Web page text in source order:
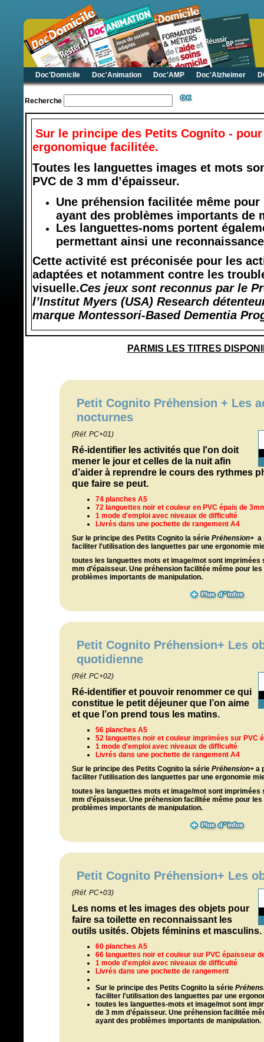
Doc'Domicile Doc'Animation Doc'AMP Doc'Alzheimer
Recherche
Sur le principe des Petits Cognito -
ergonomique facilitée.
Toutes les languettes images et mots
PVC de 3 mm d’épaisseur.
Une préhension facilitée même
ayant des problèmes importants de
Les languettes-noms portent
permettant ainsi une
Cette activité est préconisée pour les
adaptées et notamment contre les
visuelle.Ces jeux sont reconnus par le
l’Institut Myers (USA) Research
marque Montessori-Based Dementia
PARMIS LES TITRES
Petit Cognito Préhension + Les
nocturnes
(Réf. PC+01)
Ré-identifier les activités que l'on doit
mener le jour et celles de la nuit afin
d’aider à reprendre le cours des rythmes
que faire se peut.
74 planches A5
72 languettes noir et couleur en PVC épais de
1 mode d'emploi avec niveaux de difficulté
Livrés dans une pochette de rangement A4
Sur le principe des Petits Cognito l a série Préhension+ a
faciliter l'utilisation des languettes par une ergonomie
toutes les languettes mots et image/mot sont imprimées
mm d’épaisseur. Une préhension facilitée même pour
problèmes importants de manipulation.
Petit Cognito Préhension+ Les
quotidienne
(Réf. PC+02)
Ré-identifier et pouvoir renommer ce qui
constitue le petit déjeuner que l’on aime
et que l’on prend tous les matins.
56 planches A5
52 languettes noir et couleur imprimées sur PVC
1 mode d'emploi avec niveaux de difficulté
Livrés dans une pochette de rangement A4
Sur le principe des Petits Cognito l a série Préhension+ a
faciliter l'utilisation des languettes par une ergonomie
toutes les languettes mots et image/mot sont imprimées
mm d’épaisseur. Une préhension facilitée même pour
problèmes importants de manipulation.
Petit Cognito Préhension+ Les
(Réf. PC+03)
Les noms et les images des objets pour
faire sa toilette en reconnaissant les
outils usités. Objets féminins et masculins.
60 planches A5
66 languettes noir et couleur sur PVC épaisseur
1 mode d'emploi avec niveaux de difficulté
Livrés dans une pochette de rangement
Sur le principe des Petits Cognito l a série
faciliter l'utilisation des languettes par une
toutes les languettes-mots et image/mot sont
de 3 mm d’épaisseur. Une préhension facilitée
ayant des problèmes importants de manipulation.